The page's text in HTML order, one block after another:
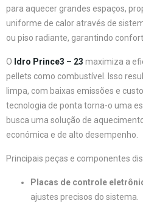
para aquecer grandes espaços,
uniforme de calor através de
ou piso radiante, garantindo
O Idro Prince3 – 23 maximiza a
pellets como combustível. Isso
limpa, com baixas emissões e
tecnologia de ponta torna-o uma
busca uma solução de
económica e de alto desempenho.
Principais peças e componentes
Placas de controle
ajustes precisos do sistema.